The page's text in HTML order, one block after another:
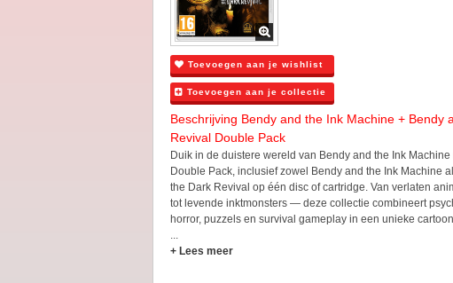
Toevoegen aan je wishlist
Toevoegen aan je collectie
Beschrijving Bendy and the Ink Machine + Bendy
Revival Double Pack
Duik in de duistere wereld van Bendy and the Ink Machine
Double Pack, inclusief zowel Bendy and the Ink Machine
the Dark Revival op één disc of cartridge. Van verlaten
tot levende inktmonsters — deze collectie combineert
horror, puzzels en survival gameplay in een unieke
...
+ Lees meer